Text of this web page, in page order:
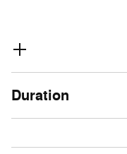
Duration